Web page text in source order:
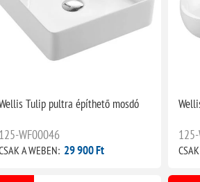
Tulip pultra építhető mosdó
125-WF00046
A WEBEN: 29 900 Ft